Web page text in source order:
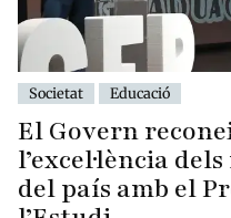
Societat Educació
El Govern
l’excel·lència
del país amb el